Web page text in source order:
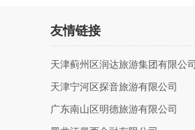
友情链接
天津蓟州区润达旅游集团有限公司
天津宁河区探音旅游有限公司
广东南山区明德旅游有限公司